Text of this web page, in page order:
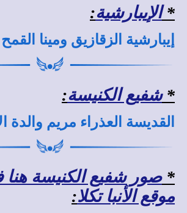
*الإيبارشية:
إيبارشية الزقازيق ومينا القمح
*شفيع الكنيسة:
القديسة العذراء مريم والدة
*صور شفيع الكنيسة هنا
موقع الأنبا تكلا: